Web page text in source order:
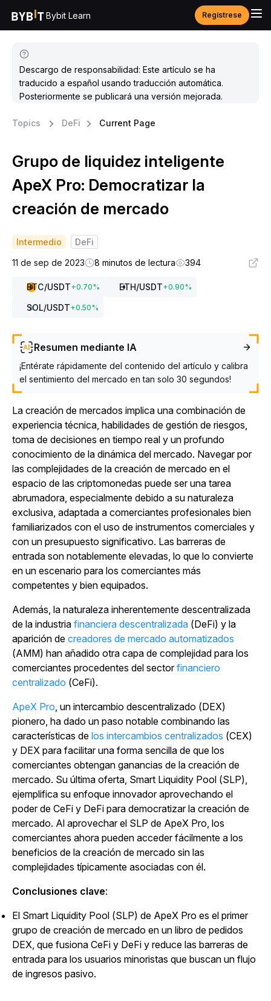
Bybit Learn Regístrese
Descargo de responsabilidad: Este artículo se ha
traducido a español usando traducción automática.
Posteriormente se publicará una versión mejorada.
Topics DeFi Current Page
Grupo de liquidez inteligente
ApeX Pro: Democratizar la
creación de mercado
Intermedio
DeFi
11 de sep de 2023
8 minutos de lectura 394
BTC/USDT+0.70% ETH/USDT+0.90%
SOL/USDT+0.50%
Resumen mediante IA
¡Entérate rápidamente del contenido del artículo y calibra
el sentimiento del mercado en tan solo 30 segundos!
La creación de mercados implica una combinación de
experiencia técnica, habilidades de gestión de riesgos,
toma de decisiones en tiempo real y un profundo
conocimiento de la dinámica del mercado. Navegar por
las complejidades de la creación de mercado en el
espacio de las criptomonedas puede ser una tarea
abrumadora, especialmente debido a su naturaleza
exclusiva, adaptada a comerciantes profesionales bien
familiarizados con el uso de instrumentos comerciales y
con un presupuesto significativo. Las barreras de
entrada son notablemente elevadas, lo que lo convierte
en un escenario para los comerciantes más
competentes y bien equipados.
Además, la naturaleza inherentemente descentralizada
de la industria financiera descentralizada (DeFi) y la
aparición de creadores de mercado automatizados
(AMM) han añadido otra capa de complejidad para los
comerciantes procedentes del sectorfinanciero
centralizado (CeFi).
ApeX Pro, un intercambio descentralizado (DEX)
pionero, ha dado un paso notable combinando las
características de los intercambios centralizados (CEX)
y DEX para facilitar una forma sencilla de que los
comerciantes obtengan ganancias de la creación de
mercado. Su última oferta, Smart Liquidity Pool (SLP),
ejemplifica su enfoque innovador aprovechando el
poder de CeFi y DeFi para democratizar la creación de
mercado. Al aprovechar el SLP de ApeX Pro, los
comerciantes ahora pueden acceder fácilmente a los
beneficios de la creación de mercado sin las
complejidades típicamente asociadas con él.
Conclusiones clave:
El Smart Liquidity Pool (SLP) de ApeX Pro es el primer
grupo de creación de mercado en un libro de pedidos
DEX, que fusiona CeFi y DeFi y reduce las barreras de
entrada para los usuarios minoristas que buscan un flujo
de ingresos pasivo.